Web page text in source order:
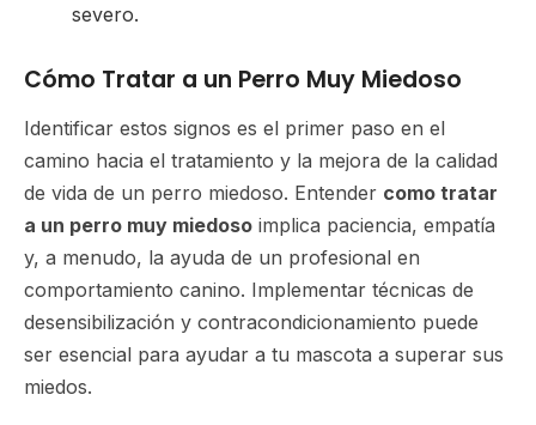
severo.
Cómo Tratar a un Perro Muy Miedoso
Identificar estos signos es el primer paso en el
camino hacia el tratamiento y la mejora de la calidad
de vida de un perro miedoso. Entender como tratar
a un perro muy miedoso implica paciencia, empatía
y, a menudo, la ayuda de un profesional en
comportamiento canino. Implementar técnicas de
desensibilización y contracondicionamiento puede
ser esencial para ayudar a tu mascota a superar sus
miedos.